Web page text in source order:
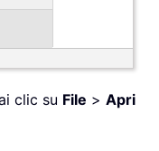
clic su File > Apri